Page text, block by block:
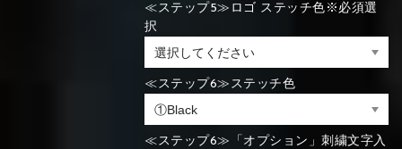
⑭Caramel ⑮Wine red
⑭Pink ⑮Rose pink
⑭Pink
≪ステップ5≫ロゴ ステッチ色※必須選
択
≪ステップ6≫ステッチ色
≪ステップ6≫「オプション」刺繍文字入